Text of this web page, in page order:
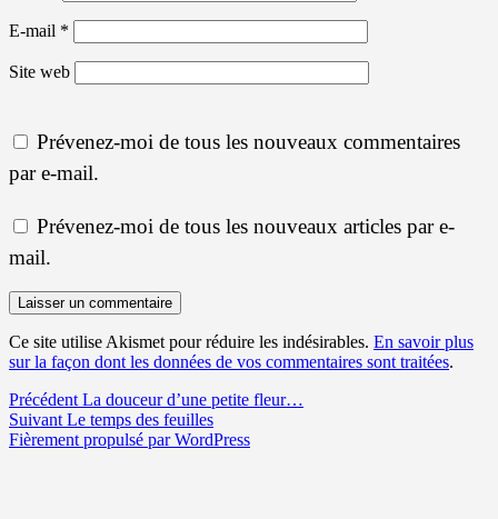
E-mail *
Site web
Prévenez-moi de tous les nouveaux commentaires
par e-mail.
Prévenez-moi de tous les nouveaux articles par e-
mail.
Ce site utilise Akismet pour réduire les indésirables. En savoir plus
sur la façon dont les données de vos commentaires sont traitées.
Navigation
de
Précédent Article
précédent :
La douceur d’une petite fleur…
Suivant Article
suivant :
Le temps des feuilles
Fièrement propulsé par WordPress